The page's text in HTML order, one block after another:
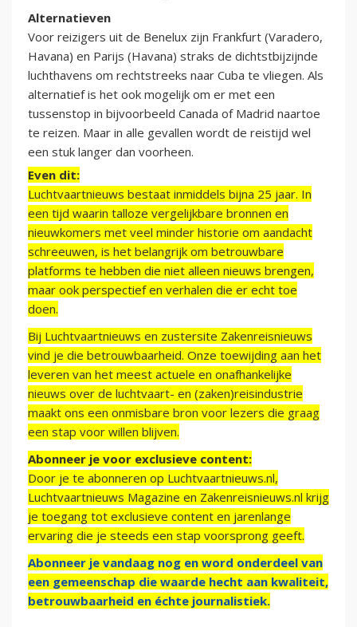
Alternatieven
Voor reizigers uit de Benelux zijn Frankfurt (Varadero,
Havana) en Parijs (Havana) straks de dichtstbijzijnde
luchthavens om rechtstreeks naar Cuba te vliegen. Als
alternatief is het ook mogelijk om er met een
tussenstop in bijvoorbeeld Canada of Madrid naartoe
te reizen. Maar in alle gevallen wordt de reistijd wel
een stuk langer dan voorheen.
Even dit:
Luchtvaartnieuws bestaat inmiddels bijna 25 jaar. In
een tijd waarin talloze vergelijkbare bronnen en
nieuwkomers met veel minder historie om aandacht
schreeuwen, is het belangrijk om betrouwbare
platforms te hebben die niet alleen nieuws brengen,
maar ook perspectief en verhalen die er echt toe
doen.
Bij Luchtvaartnieuws en zustersite Zakenreisnieuws
vind je die betrouwbaarheid. Onze toewijding aan het
leveren van het meest actuele en onafhankelijke
nieuws over de luchtvaart- en (zaken)reisindustrie
maakt ons een onmisbare bron voor lezers die graag
een stap voor willen blijven.
Abonneer je voor exclusieve content:
Door je te abonneren op Luchtvaartnieuws.nl,
Luchtvaartnieuws Magazine en Zakenreisnieuws.nl krijg
je toegang tot exclusieve content en jarenlange
ervaring die je steeds een stap voorsprong geeft.
Abonneer je vandaag nog en word onderdeel van
een gemeenschap die waarde hecht aan kwaliteit,
betrouwbaarheid en échte journalistiek.